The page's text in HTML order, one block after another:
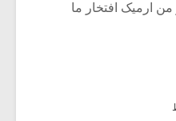
ارمیک افتخار ما